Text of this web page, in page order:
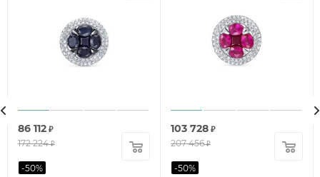
86 112 ₽
172 224₽
-50%
103 728 ₽
207 456₽
-50%